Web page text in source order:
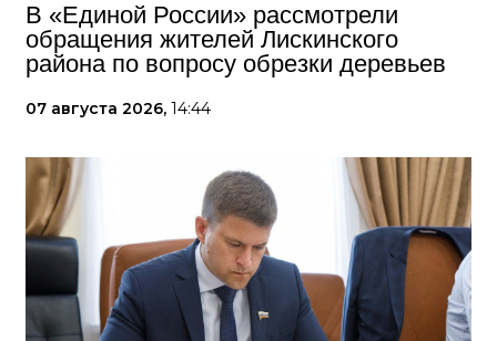
В «Единой России» рассмотрели
обращения жителей Лискинского
района по вопросу обрезки деревьев
07 августа 2026, 14:44